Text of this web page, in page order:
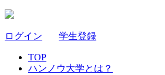
ログイン 学生登録
TOP
ハンノウ大学とは？